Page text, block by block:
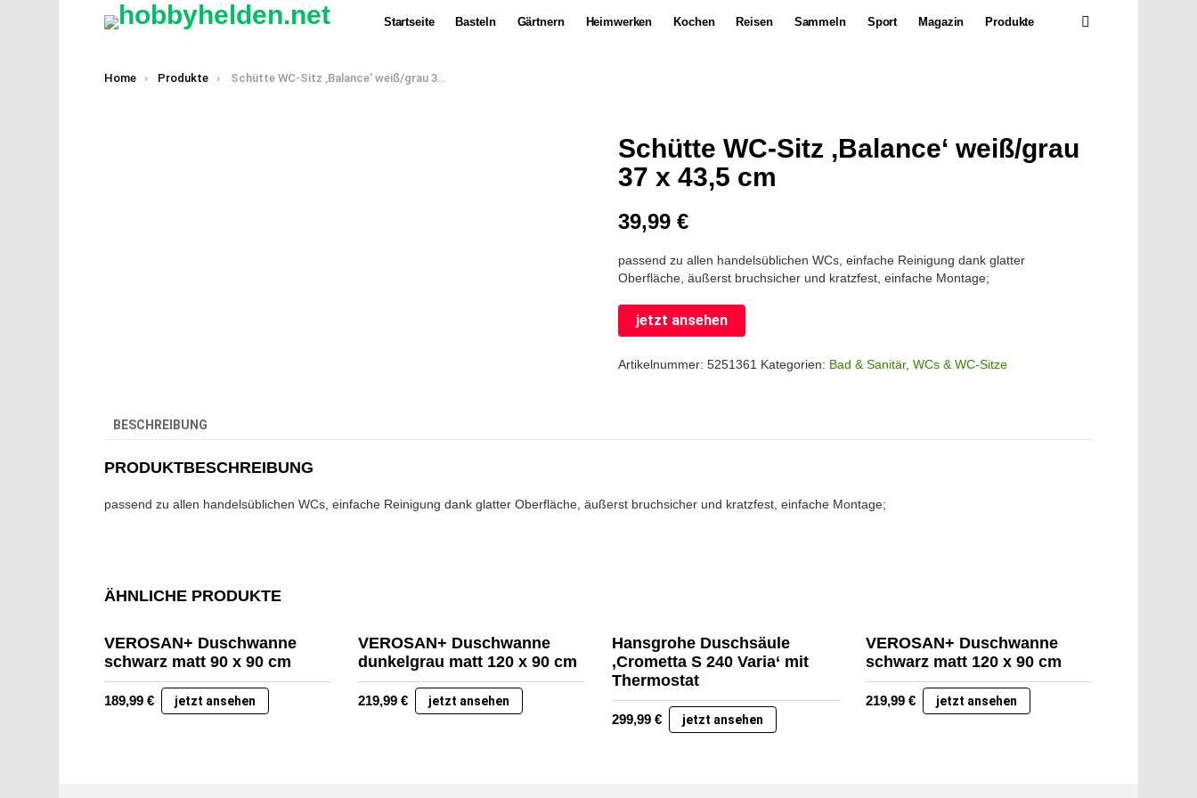
Startseite Basteln Gärtnern Heimwerken Kochen Reisen Sammeln Sport Magazin Produkte
You are here:
Home Produkte Schütte WC-Sitz ‚Balance‘ weiß/grau 37 x 43,5 cm
Schütte WC-Sitz ‚Balance‘ weiß/grau
37 x 43,5 cm
39,99€
passend zu allen handelsüblichen WCs, einfache Reinigung dank glatter
Oberfläche, äußerst bruchsicher und kratzfest, einfache Montage;
jetzt ansehen
Artikelnummer:5251361 Kategorien: Bad & Sanitär,WCs & WC-Sitze
BESCHREIBUNG
PRODUKTBESCHREIBUNG
passend zu allen handelsüblichen WCs, einfache Reinigung dank glatter Oberfläche, äußerst bruchsicher und kratzfest, einfache Montage;
ÄHNLICHE PRODUKTE
VEROSAN+ Duschwanne
schwarz matt 90 x 90 cm
189,99 € jetzt ansehen
VEROSAN+ Duschwanne
dunkelgrau matt 120 x 90 cm
219,99 € jetzt ansehen
Hansgrohe Duschsäule
‚Crometta S 240 Varia‘ mit
Thermostat
299,99 € jetzt ansehen
VEROSAN+ Duschwanne
schwarz matt 120 x 90 cm
219,99 € jetzt ansehen